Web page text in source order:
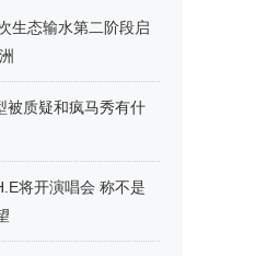
生态输水第二阶段启
被质疑和疯马秀有什
将开演唱会 称不是